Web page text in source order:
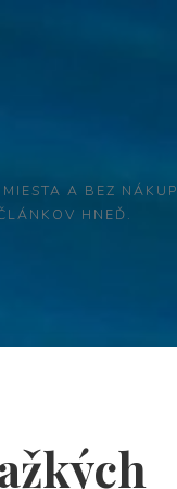
A BEZ
HNEĎ.